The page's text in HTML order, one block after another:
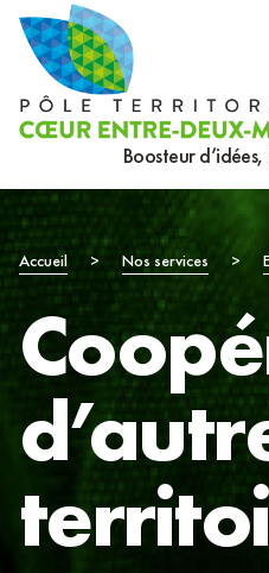
Aller
contenu
principal
Boosteur
Fil
d'Ariane
Accueil > Nos services >
Panneau de gestion des cookies